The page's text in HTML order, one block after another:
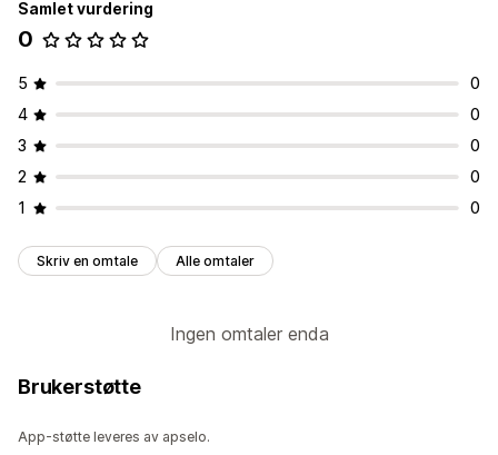
Samlet vurdering
0
5
0
4
0
3
0
2
0
1
0
Skriv en omtale Alle omtaler
Ingen omtaler enda
Brukerstøtte
App-støtte leveres av apselo.